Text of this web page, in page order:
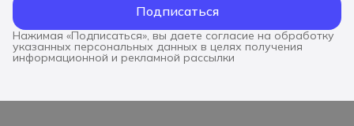
Подписаться
Нажимая «Подписаться», вы даете согласие на обработку
указанных персональных данных в целях получения
информационной и рекламной рассылки